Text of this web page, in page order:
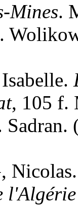
Mines.
, 105 f.
Sadran.